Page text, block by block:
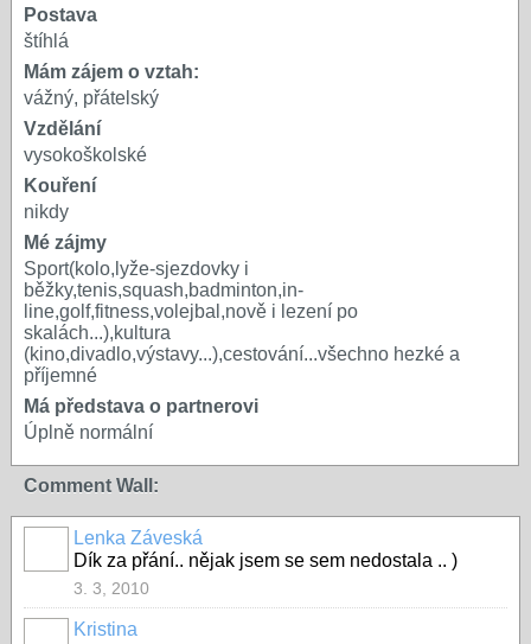
Postava
štíhlá
Mám zájem o vztah:
vážný, přátelský
Vzdělání
vysokoškolské
Kouření
nikdy
Mé zájmy
Sport(kolo,lyže-sjezdovky i
běžky,tenis,squash,badminton,in-
line,golf,fitness,volejbal,nově i lezení po
skalách...),kultura
(kino,divadlo,výstavy...),cestování...všechno hezké a
příjemné
Má představa o partnerovi
Úplně normální
Comment Wall:
Lenka Záveská
Dík za přání.. nějak jsem se sem nedostala .. )
3. 3, 2010
Kristina